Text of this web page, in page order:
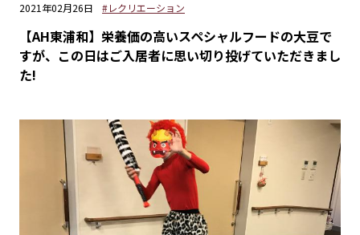
2021年02月26日 #レクリエーション
【AH東浦和】栄養価の高いスペシャルフードの大豆で
すが、この日はご入居者に思い切り投げていただきまし
た!